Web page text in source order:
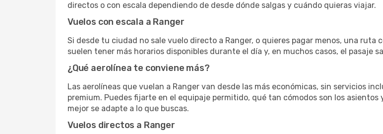
directos o con escala dependiendo de desde dónde salgas y cuándo quieras viajar.
Vuelos con escala a Ranger
Si desde tu ciudad no sale vuelo directo a Ranger, o quieres pagar menos, una ruta
suelen tener más horarios disponibles durante el día y, en muchos casos, el pasaje
¿Qué aerolínea te conviene más?
Las aerolíneas que vuelan a Ranger van desde las más económicas, sin servicios
premium. Puedes fijarte en el equipaje permitido, qué tan cómodos son los
mejor se adapte a lo que buscas.
Vuelos directos a Ranger